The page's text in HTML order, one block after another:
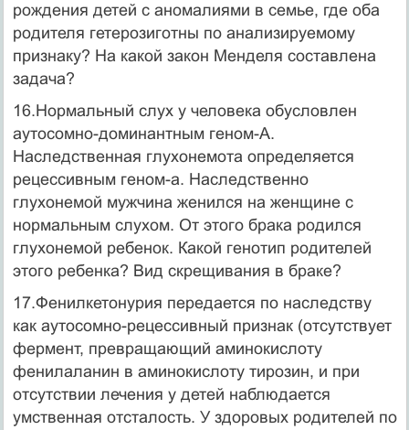
рождения детей с аномалиями в семье, где оба
родителя гетерози­готны по анализируемому
признаку? На какой закон Менделя составлена
зада­ча?
16.Нормальный слух у человека обусловлен
аутосомно-доминантным геном-А.
Наследственная глухонемота определяется
рецессивным геном-а. Наследственно
глухонемой мужчина женился на женщине с
нормальным слухом. От этого брака родился
глухонемой ребенок. Какой генотип родителей
этого ребенка? Вид скрещивания в браке?
17.Фенилкетонурия передается по наследству
как аутосомно-рецессивный при­знак (отсутствует
фермент, превращающий аминокислоту
фенилаланин в ами­нокислоту тирозин, и при
отсутствии лечения у детей наблюдается
умственная отсталость. У здоровых родителей по